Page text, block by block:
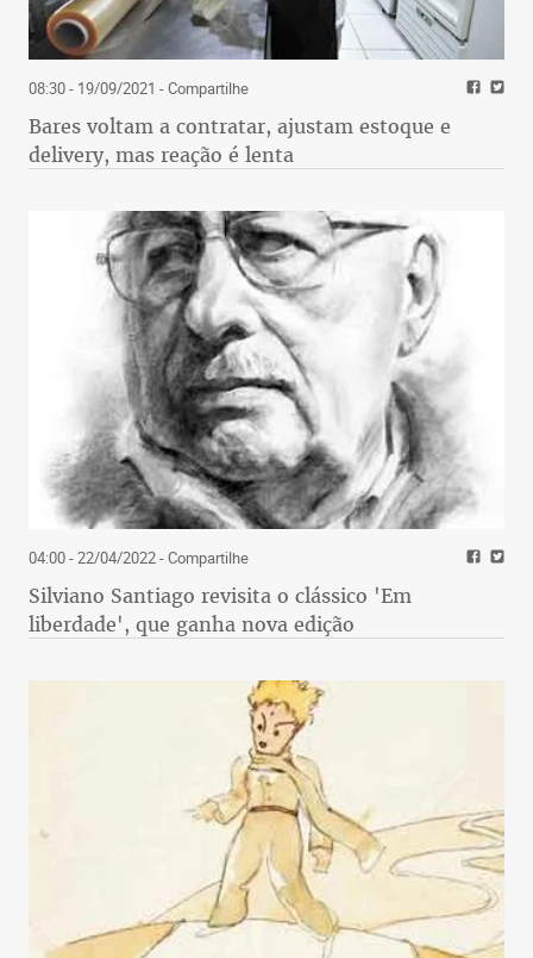
08:30 - 19/09/2021 - Compartilhe
Bares voltam a contratar, ajustam estoque e
delivery, mas reação é lenta
04:00 - 22/04/2022- Compartilhe
Silviano Santiago revisita o clássico 'Em
liberdade', que ganha nova edição